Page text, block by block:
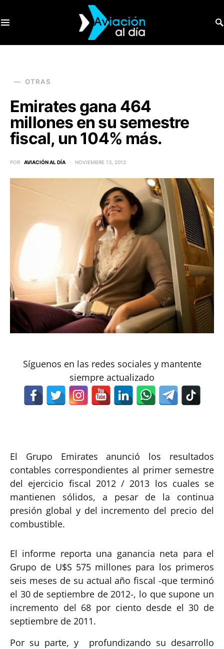
OTRAS
Emirates gana 464
millones en su semestre
fiscal, un 104% más.
POR AVIACIÓN AL DÍA NOVIEMBRE 13, 2012
Síguenos en las redes sociales y mantente
siempre actualizado
El Grupo Emirates anunció los resultados
contables correspondientes al primer semestre
del ejercicio fiscal 2012 / 2013 los cuales se
mantienen sólidos, a pesar de la continua
presión global y del incremento del precio del
combustible.
El informe reporta una ganancia neta para el
Grupo de U$S 575 millones para los primeros
seis meses de su actual año fiscal -que terminó
el 30 de septiembre de 2012-, lo que supone un
incremento del 68 por ciento desde el 30 de
septiembre de 2011.
Por su parte, y profundizando su desarrollo